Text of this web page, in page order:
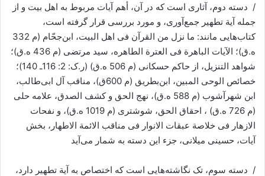
/ دسته دوم، آثاری است که در آن، أهم آیات مربوط به اهل بیت و از
جمله آیة تطهیر جمع‌آوری، و مورد بررسی قرار گرفته است،
کتاب‌هایی مانند: ما نزل من القرآن فی اهل البیت، ابن‌جحّام (م 332
ه.ق)؛ الآیات الباهرة فی العترة الطاهره، سید مرتضی (م 436 ه.ق)؛
شواهد التنزیل، از حاکم حسکانی (م 506 ه.ق) (ر.ک: 2: 116ـ 140)؛
خصائص الوحی المبین، ابن‌بطریق (م 600ق)، مناقب آل ابی‌طالب،
ابن شهرآشوب (م 588 ه.ق)، نهج الحق و کشف الصدق، علامه حلی
(م 726 ه.ق) ، احقاق الحق، شوشتری (م 1019 ه.ق)، و نفحات
الازهار فی خلاصة عبقات الانوار فی مناقب الائمة الاطهار، بخش
آیات، حسینی میلانی، جزء این دسته به شمار می‌آید
/ دسته سوم، تک ‌نگاشته‌هایی است که اختصاص به آیة تطهیر دارد،